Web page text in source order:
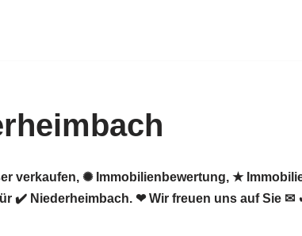
verkaufen, ✺ Immobilienbewertung, ★
✔️ Niederheimbach. ❤ Wir freuen uns auf Sie ✉